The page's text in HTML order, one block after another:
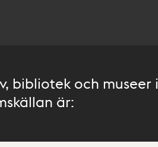
bibliotek och museer i
är: